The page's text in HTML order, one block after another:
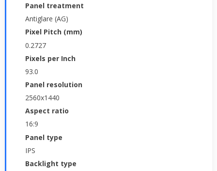
Panel treatment
Antiglare (AG)
Pixel Pitch (mm)
0.2727
Pixels per Inch
93.0
Panel resolution
2560x1440
Aspect ratio
16:9
Panel type
IPS
Backlight type